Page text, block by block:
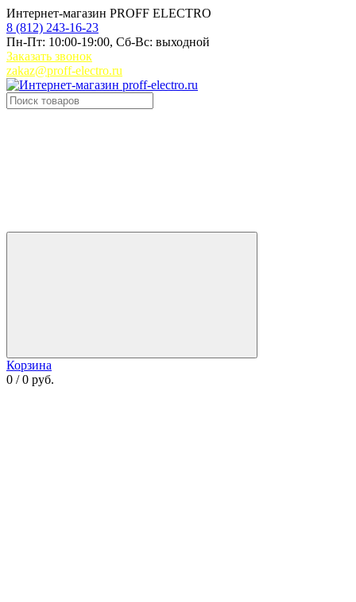
Интернет-магазин PROFF ELECTRO
8 (812) 243-16-23
Пн-Пт: 10:00-19:00, Сб-Вс: выходной
Заказать звонок
zakaz@proff-electro.ru
Корзина
0 / 0 руб.